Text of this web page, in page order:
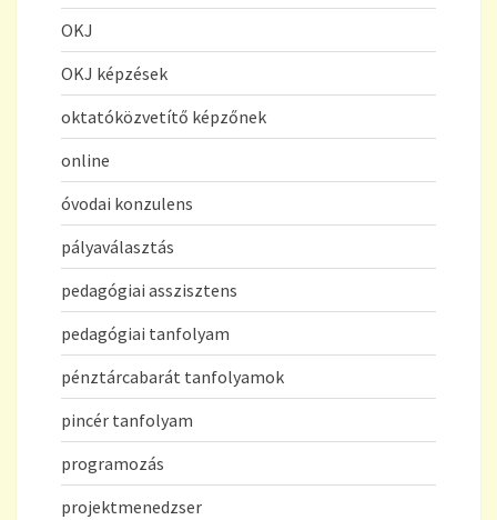
OKJ
OKJ képzések
oktatóközvetítő képzőnek
online
óvodai konzulens
pályaválasztás
pedagógiai asszisztens
pedagógiai tanfolyam
pénztárcabarát tanfolyamok
pincér tanfolyam
programozás
projektmenedzser